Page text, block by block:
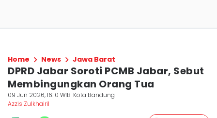
Home News Jawa Barat
DPRD Jabar Soroti PCMB Jabar, Sebut
Membingungkan Orang Tua
09 Jun 2026, 16:10 WIB Kota Bandung
Azzis Zulkhairil